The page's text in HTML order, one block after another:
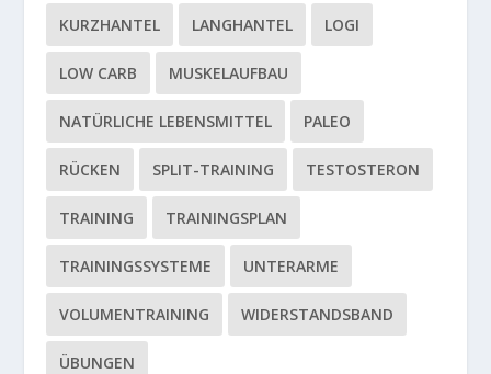
KURZHANTEL LANGHANTEL LOGI
LOW CARB MUSKELAUFBAU
NATÜRLICHE LEBENSMITTEL PALEO
RÜCKEN SPLIT-TRAINING TESTOSTERON
TRAINING TRAININGSPLAN
TRAININGSSYSTEME UNTERARME
VOLUMENTRAINING WIDERSTANDSBAND
ÜBUNGEN